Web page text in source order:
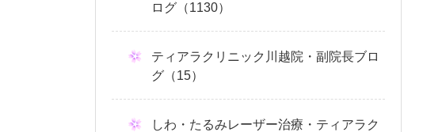
ログ（1130）
ティアラクリニック川越院・副院長ブロ
グ（15）
しわ・たるみレーザー治療・ティアラク